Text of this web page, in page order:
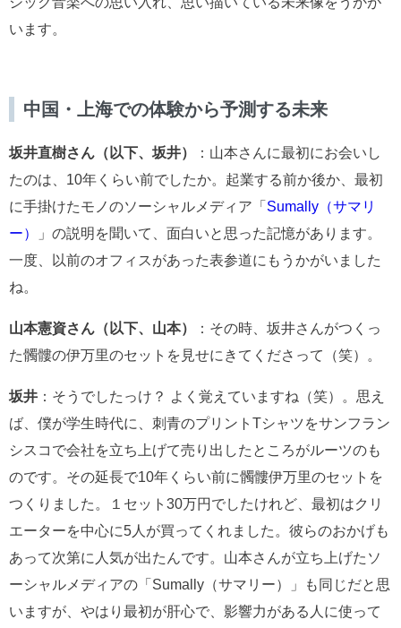
います。
中国・上海での体験から予測する未来
坂井直樹さん（以下、坂井）
：山本さんに最初にお会いし
たのは、10年くらい前でしたか。起業する前か後か、最初
に手掛けたモノのソーシャルメディア「 Sumally（サマリ
ー）
」の説明を聞いて、面白いと思った記憶があります。
一度、以前のオフィスがあった表参道にもうかがいました
ね。
山本憲資さん（以下、山本）
：その時、坂井さんがつくっ
た髑髏の伊万里のセットを見せにきてくださって（笑）。
坂井 ：そうでしたっけ？ よく覚えていますね（笑）。思え
ば、僕が学生時代に、刺青のプリントTシャツをサンフラン
シスコで会社を立ち上げて売り出したところがルーツのも
のです。その延長で10年くらい前に髑髏伊万里のセットを
つくりました。１セット30万円でしたけれど、最初はクリ
エーターを中心に5人が買ってくれました。彼らのおかげも
あって次第に人気が出たんです。山本さんが立ち上げたソ
ーシャルメディアの「Sumally（サマリー）」も同じだと思
いますが、やはり最初が肝心で、影響力がある人に使って